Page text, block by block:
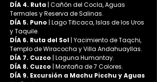
DÍA 4. Ruta | Cañón del Cocla, Aguas
Termales y Reserva de Salinas.
DÍA 5. Puno | Lago Titicaca, Islas de los Uros
y Taquile.
DÍA 6. Ruta del Sol | Yacimiento de Taqchi,
Templo de Wiracocha y Villa Andahuayllas.
DÍA 7. Cuzco | Laguna Humantay.
DÍA 8. Cuzco | Montaña de 7 Colores.
DÍA 9. Excursión a Machu Picchu y Aguas